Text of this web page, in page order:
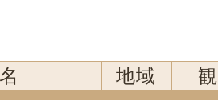
地域